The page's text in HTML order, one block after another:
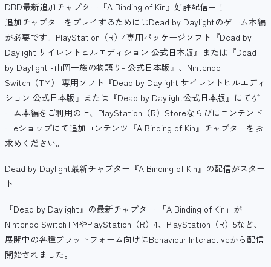
DBD最新追加チャプター『A Binding of Kin』好評配信中！
追加チャプターをプレイするためにはDead by Daylightのゲーム本編
が必要です。PlayStation（R）4専用パッケージソフト『Dead by
Daylight サイレントヒルエディション 公式日本版』または『Dead
by Daylight -山岡一族の物語り- 公式日本版』、Nintendo
Switch（TM） 専用ソフト『Dead by Daylight サイレントヒルエディ
ション 公式日本版』または『Dead by Daylight公式日本版』にてゲ
ーム本編をご利用の上、PlayStation（R）Storeならびにニンテンド
ーeショップにて追加コンテンツ『A Binding of Kin』チャプターをお
求めください。
Dead by Daylight最新チャプター『A Binding of Kin』の配信がスター
ト
『Dead by Daylight』の最新チャプター 「A Binding of Kin」が
Nintendo SwitchTMやPlayStation（R）4、PlayStation（R）5など、
展開中の各種プラットフォーム向けにBehaviour Interactiveから配信
開始されました。